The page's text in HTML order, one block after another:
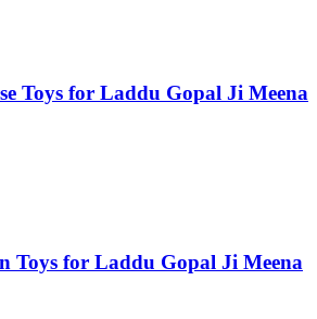
Toys for Laddu Gopal Ji Meena
Toys for Laddu Gopal Ji Meena